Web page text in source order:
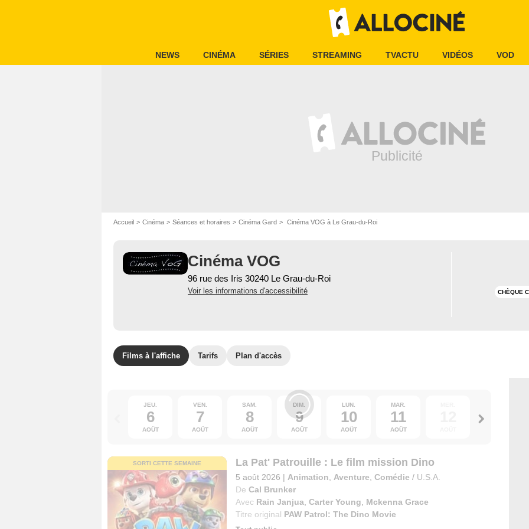
NEWS CINÉMA SÉRIES STREAMING TVACTU VIDÉOS VOD
Accueil Cinéma Séances et horaires Cinéma Gard Cinéma VOG à Le Grau-du-Roi
Cinéma VOG
96 rue des Iris 30240 Le Grau-du-Roi
Voir les informations d'accessibilité CHÈQUE
Films à l'affiche Tarifs Plan d'accès
JEU.
6
AOÛT
VEN.
7
AOÛT
SAM.
8
AOÛT
DIM.
9
AOÛT
LUN.
10
AOÛT
MAR.
11
AOÛT
SORTI CETTE SEMAINE La Pat' Patrouille : Le film mission Dino
5 août 2026 | Animation Aventure Comédie / U.S.A.
De Cal Brunker
Avec Rain Janjua Carter Young
Mckenna Grace
Titre original PAW Patrol: The Dino Movie